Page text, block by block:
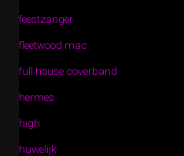
feestzanger
fleetwood mac
full house coverband
hermes
high
huwelijk